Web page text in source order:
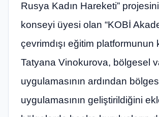
Rusya Kadın Hareketi”
konseyi üyesi olan “KOBİ
çevrimdışı eğitim platformunun
Tatyana Vinokurova, bölgesel
uygulamasının ardından
uygulamasının geliştirildiğini